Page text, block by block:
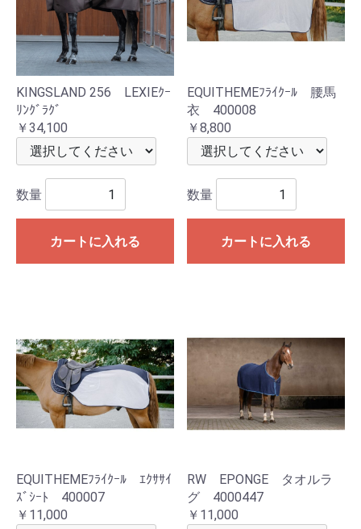
KINGSLAND 256 LEXIEｸｰ
ﾘﾝｸﾞﾗｸﾞ
￥34,100
数量
カートに入れる
EQUITHEMEﾌﾗｲｸｰﾙ 腰馬
衣 400008
￥8,800
数量
カートに入れる
EQUITHEMEﾌﾗｲｸｰﾙ ｴｸｻｻｲ
ｽﾞｼｰﾄ 400007
￥11,000
RW EPONGE タオルラ
グ 4000447
￥11,000